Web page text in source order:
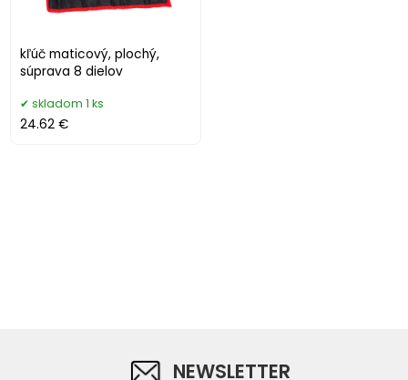
kľúč maticový, plochý,
súprava 8 dielov
skladom 1 ks
24.62 €
NEWSLETTER